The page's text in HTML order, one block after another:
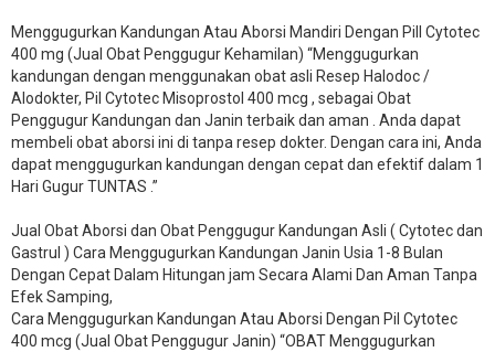
Menggugurkan Kandungan Atau Aborsi Mandiri Dengan Pill Cytotec
400 mg (Jual Obat Penggugur Kehamilan) “Menggugurkan
kandungan dengan menggunakan obat asli Resep Halodoc /
Alodokter, Pil Cytotec Misoprostol 400 mcg , sebagai Obat
Penggugur Kandungan dan Janin terbaik dan aman . Anda dapat
membeli obat aborsi ini di tanpa resep dokter. Dengan cara ini, Anda
dapat menggugurkan kandungan dengan cepat dan efektif dalam 1
Hari Gugur TUNTAS .”
Jual Obat Aborsi dan Obat Penggugur Kandungan Asli ( Cytotec dan
Gastrul ) Cara Menggugurkan Kandungan Janin Usia 1-8 Bulan
Dengan Cepat Dalam Hitungan jam Secara Alami Dan Aman Tanpa
Efek Samping,
Cara Menggugurkan Kandungan Atau Aborsi Dengan Pil Cytotec
400 mcg (Jual Obat Penggugur Janin) “OBAT Menggugurkan